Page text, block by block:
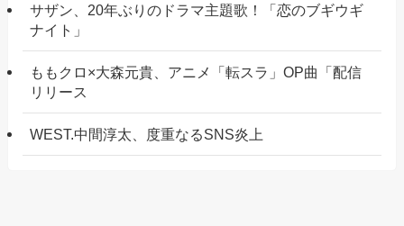
サザン、20年ぶりのドラマ主題歌！「恋のブギウギ
ナイト」
ももクロ×大森元貴、アニメ「転スラ」OP曲「配信
リリース
WEST.中間淳太、度重なるSNS炎上